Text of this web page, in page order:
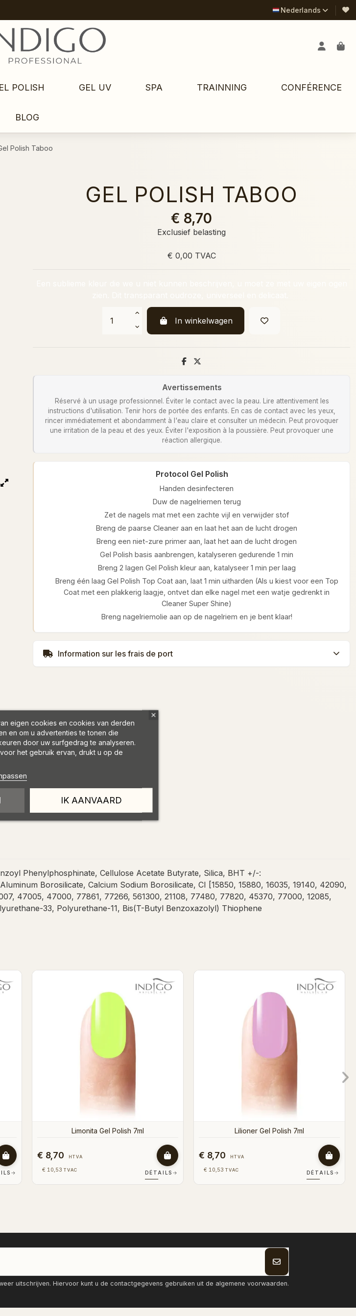
Nederlands
POLISH GEL UV SPA TRAINNING CONFÉRENCE
BLOG
Polish Taboo
GEL POLISH TABOO
€ 8,70
Exclusief belasting
€ 0,00 TVAC
In winkelwagen
Avertissements
Réservé à un usage professionnel. Éviter le contact avec la peau. Lire attentivement les
instructions d'utilisation. Tenir hors de portée des enfants. En cas de contact avec les yeux,
rincer immédiatement et abondamment à l'eau claire et consulter un médecin. Peut provoquer
une irritation de la peau et des yeux. Éviter l'exposition à la poussière. Peut provoquer une
réaction allergique.
Protocol Gel Polish
Handen desinfecteren
Duw de nagelriemen terug
Zet de nagels mat met een zachte vijl en verwijder stof
Breng de paarse Cleaner aan en laat het aan de lucht drogen
Breng een niet-zure primer aan, laat het aan de lucht drogen
Gel Polish basis aanbrengen, katalyseren gedurende 1 min
Breng 2 lagen Gel Polish kleur aan, katalyseer 1 min per laag
Breng één laag Gel Polish Top Coat aan, laat 1 min uitharden (Als u kiest voor een Top
Coat met een plakkerig laagje, ontvet dan elke nagel met een watje gedrenkt in
Cleaner Super Shine)
Breng nagelriemolie aan op de nagelriem en je bent klaar!
Information sur les frais de port
Phenylphosphinate, Cellulose Acetate Butyrate, Silica, BHT +/-:
Borosilicate, Calcium Sodium Borosilicate, CI [15850, 15880, 16035, 19140, 42090,
47005, 47000, 77861, 77266, 561300, 21108, 77480, 77820, 45370, 77000, 12085,
33, Polyurethane-11, Bis(T-Butyl Benzoxazolyl) Thiophene
→
€ 8,70 HTVA
€ 10,53 TVAC DÉTAILS →
€ 8,70 HTVA
€ 10,53 TVAC DÉTAILS →
uitschrijven. Hiervoor kunt u de contactgegevens gebruiken uit de algemene voorwaarden.
eigen cookies en cookies van derden
en om u advertenties te tonen die
door uw surfgedrag te analyseren.
het gebruik ervan, drukt u op de
IK AANVAARD